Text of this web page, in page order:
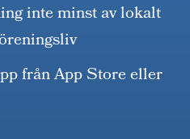
inte minst av lokalt
från App Store eller